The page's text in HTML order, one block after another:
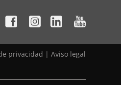
privacidad | Aviso legal